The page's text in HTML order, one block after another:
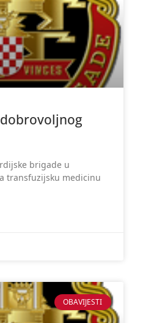
brigade u
transfuzijsku medicinu
OBAVIJESTI